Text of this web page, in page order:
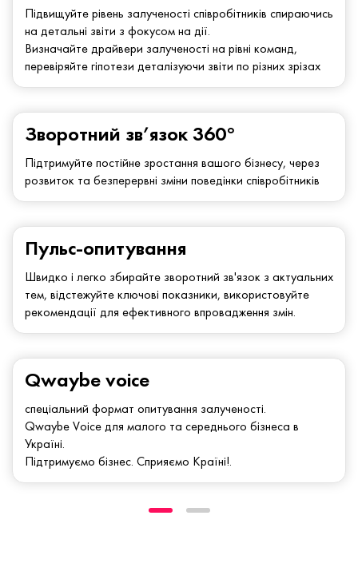
Підвищуйте рівень залученості співробітників спираючись
на детальні звіти з фокусом на дії.
Визначайте драйвери залученості на рівні команд,
перевіряйте гіпотези деталізуючи звіти по різних зрізах
Зворотний зв’язок 360°
Підтримуйте постійне зростання вашого бізнесу, через
розвиток та безперервні зміни поведінки співробітників
Qwaybe voice
спеціальний формат опитування залученості.
Qwaybe Voice для малого та середнього бізнеса в
Україні.
Підтримуємо бізнес. Сприяємо Країні!.
Пульс-опитування
Швидко і легко збирайте зворотний зв'язок з актуальних
тем, відстежуйте ключові показники, використовуйте
рекомендації для ефективного впровадження змін.